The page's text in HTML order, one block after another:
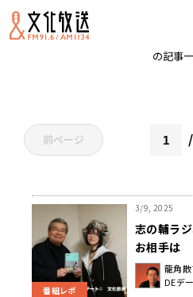
の記事
前ページ
番組レポ
3/9, 2025
志の輔ラ
お相手は
龍角
DEデ